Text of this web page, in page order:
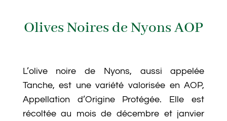
Olives Noires de Nyons AOP
L’olive noire de Nyons, aussi appelée
Tanche, est une variété valorisée en AOP,
Appellation d’Origine Protégée. Elle est
récoltée au mois de décembre et janvier